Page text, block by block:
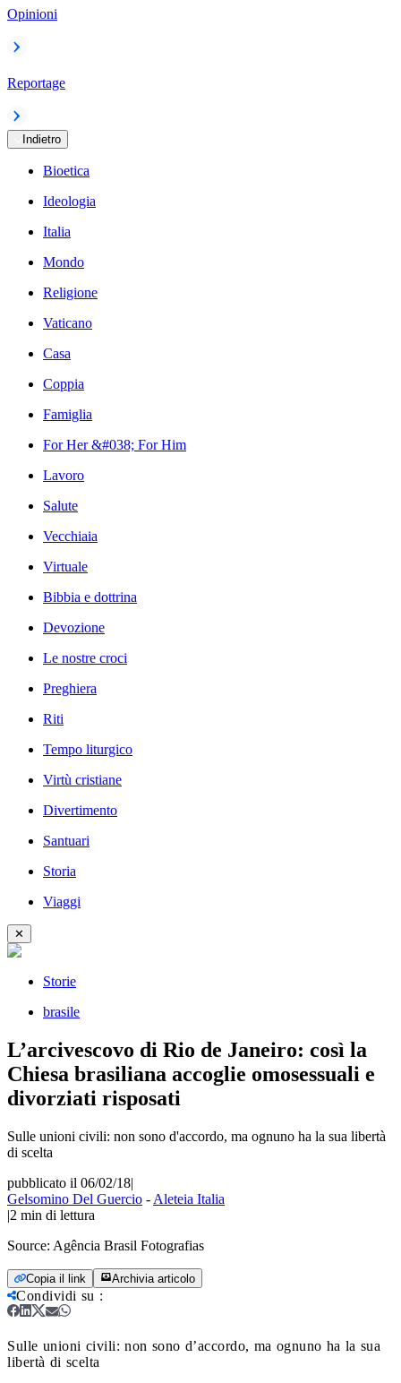
Opinioni
Reportage
Indietro
Bioetica
Ideologia
Italia
Mondo
Religione
Vaticano
Casa
Coppia
Famiglia
For Her &#038; For Him
Lavoro
Salute
Vecchiaia
Virtuale
Bibbia e dottrina
Devozione
Le nostre croci
Preghiera
Riti
Tempo liturgico
Virtù cristiane
Divertimento
Santuari
Storia
Viaggi
✕
Storie
brasile
L’arcivescovo di Rio de Janeiro: così la
Chiesa brasiliana accoglie omosessuali e
divorziati risposati
Sulle unioni civili: non sono d'accordo, ma ognuno ha la sua libertà
di scelta
pubblicato il 06/02/18|
Gelsomino Del Guercio - Aleteia Italia
|2 min di lettura
Source: Agência Brasil Fotografias
Copia il link Archivia articolo
Condividi su :
Sulle unioni civili: non sono d’accordo, ma ognuno ha la sua
libertà di scelta